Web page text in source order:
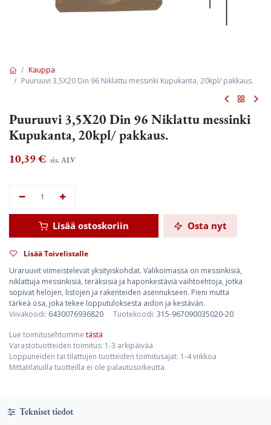
Kauppa
Puuruuvi 3,5X20 Din 96 Niklattu messinki Kupukanta, 20kpl/ pakkaus.
Puuruuvi 3,5X20 Din 96 Niklattu messinki
Kupukanta, 20kpl/ pakkaus.
10,39€ sis. ALV
Lisää ostoskoriin Osta nyt
Lisää Toivelistalle
Uraruuvit viimeistelevät yksityiskohdat. Valikoimassa on messinkisiä,
niklattuja messinkisiä, teräksisiä ja haponkestäviä vaihtoehtoja, jotka
sopivat helojen, listojen ja rakenteiden asennukseen. Pieni mutta
tärkeä osa, joka tekee lopputuloksesta aidon ja kestävän.
Viivakoodi: 6430076936820 Tuotekoodi: 315-967090035020-20
Lue toimitusehtomme tästä
Varastotuotteiden toimitus: 1-3 arkipäivää
Loppuneiden tai tilattujen tuotteiden toimitusajat: 1-4 viikkoa
Mittatilatuilla tuotteilla ei ole palautusoikeutta.
Tekniset tiedot